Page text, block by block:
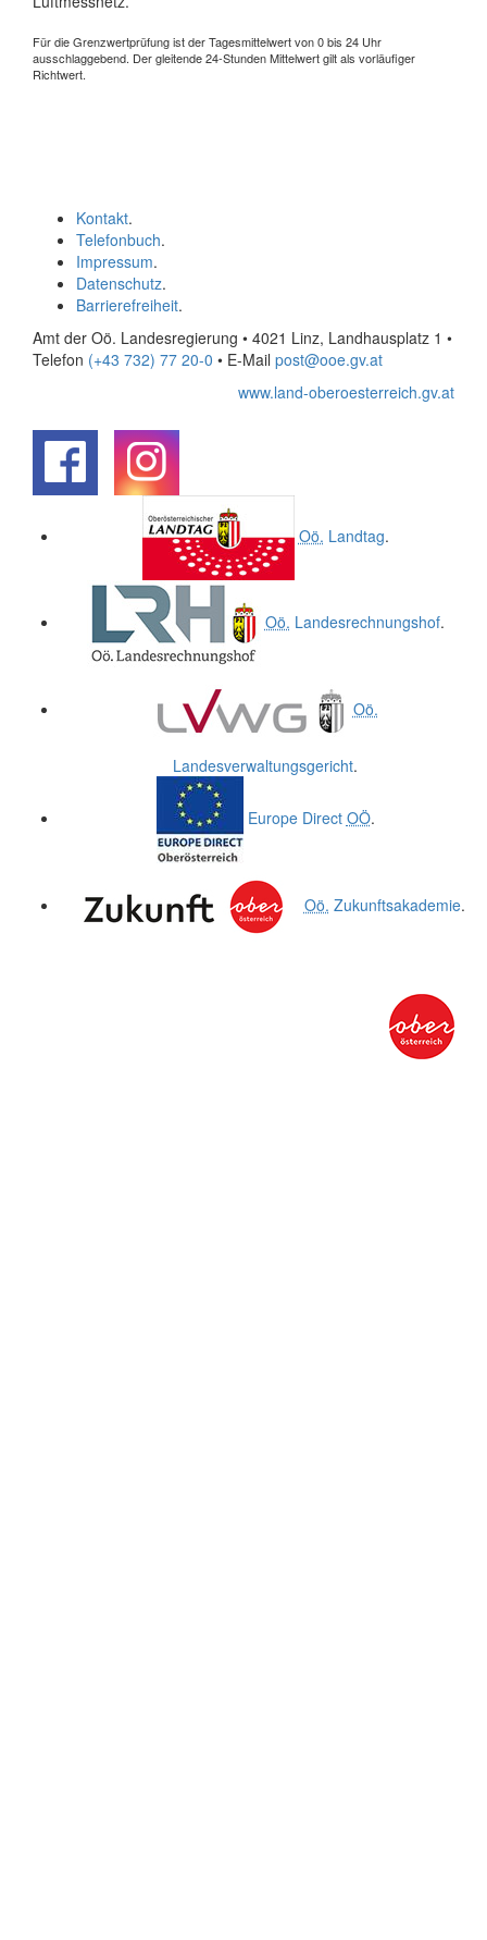
Für die Grenzwertprüfung ist der Tagesmittelwert von 0 bis 24 Uhr
ausschlaggebend. Der gleitende 24-Stunden Mittelwert gilt als vorläufiger
Richtwert.
Kontakt.
Telefonbuch.
Impressum.
Datenschutz.
Barrierefreiheit.
Amt der Oö. Landesregierung • 4021 Linz, Landhausplatz 1 •
Telefon (+43 732) 77 20-0 • E-Mail post@ooe.gv.at
www.land-oberoesterreich.gv.at
Oö. Landtag.
Oö. Landesrechnungshof.
Oö.
Landesverwaltungsgericht.
Europe Direct OÖ.
Oö. Zukunftsakademie.